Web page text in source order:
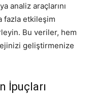
analiz araçlarını
fazla etkileşim
Bu veriler, hem
geliştirmenize
İpuçları